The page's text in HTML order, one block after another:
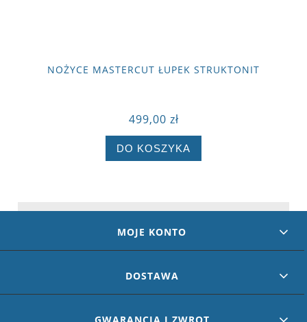
NOŻYCE MASTERCUT ŁUPEK STRUKTONIT
499,00 zł
DO KOSZYKA
MOJE KONTO
DOSTAWA